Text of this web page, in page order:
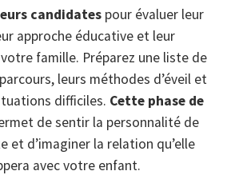
candidatespour évaluer leur
approche éducative et leur
famille. Préparez une liste de
leurs méthodes d’éveil et
difficiles. Cette phase de
de sentir la personnalité de
et d’imaginer la relation qu’elle
avec votre enfant.